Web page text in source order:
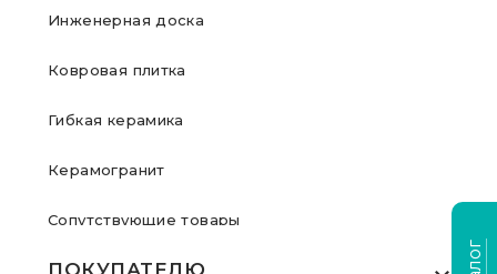
Инженерная доска
Ковровая плитка
Гибкая керамика
Керамогранит
Сопутствующие товары
ПОКУПАТЕЛЮ